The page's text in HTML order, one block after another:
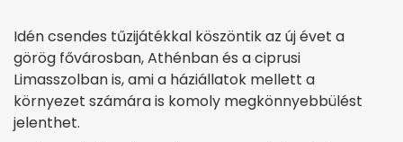
Idén csendes tűzijátékkal köszöntik az új évet a
görög fővárosban, Athénban és a ciprusi
Limasszolban is, ami a háziállatok mellett a
környezet számára is komoly megkönnyebbülést
jelenthet.